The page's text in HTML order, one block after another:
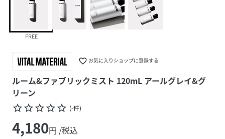
FREE
favorite_border お気に入りショップに登録する
ルーム&ファブリックミスト 120mL アールグレイ&グ
リーン
star_borderstar_borderstar_borderstar_borderstar_border (-件)
4,180円 /税込